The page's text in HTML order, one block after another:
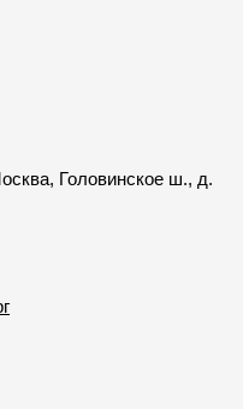
Головинское ш., д.